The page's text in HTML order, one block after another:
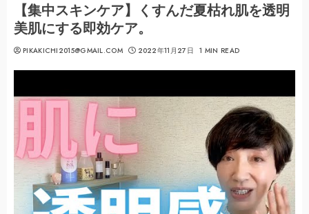
【集中スキンケア】くすんだ夏枯れ肌を透明
美肌にする即効ケア。
PIKAKICHI2015@GMAIL.COM 2022年11月27日 1 MIN READ